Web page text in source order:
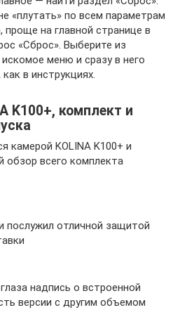
«плутать» по всем параметрам
на главной странице в
«Сброс». Выберите из
меню и сразу в него
в инструкциях.
K100+, комплект и
камерой KOLINA K100+ и
обзор всего комплекта
послужил отличной защитой
надпись о встроенной
версии с другим объемом